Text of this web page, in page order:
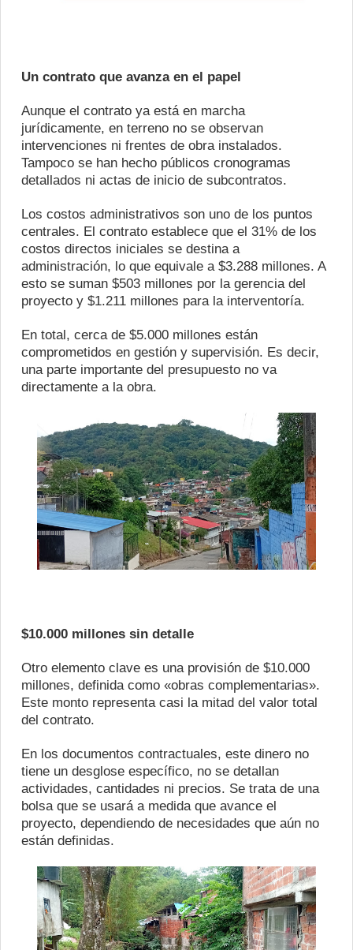
Un contrato que avanza en el papel
Aunque el contrato ya está en marcha
jurídicamente, en terreno no se observan
intervenciones ni frentes de obra instalados.
Tampoco se han hecho públicos cronogramas
detallados ni actas de inicio de subcontratos.
Los costos administrativos son uno de los puntos
centrales. El contrato establece que el 31% de los
costos directos iniciales se destina a
administración, lo que equivale a $3.288 millones. A
esto se suman $503 millones por la gerencia del
proyecto y $1.211 millones para la interventoría.
En total, cerca de $5.000 millones están
comprometidos en gestión y supervisión. Es decir,
una parte importante del presupuesto no va
directamente a la obra.
$10.000 millones sin detalle
Otro elemento clave es una provisión de $10.000
millones, definida como «obras complementarias».
Este monto representa casi la mitad del valor total
del contrato.
En los documentos contractuales, este dinero no
tiene un desglose específico, no se detallan
actividades, cantidades ni precios. Se trata de una
bolsa que se usará a medida que avance el
proyecto, dependiendo de necesidades que aún no
están definidas.